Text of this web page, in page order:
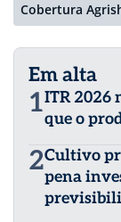
Cobertura
Em alta
1ITR 2026
que o
2Cultivo
pena